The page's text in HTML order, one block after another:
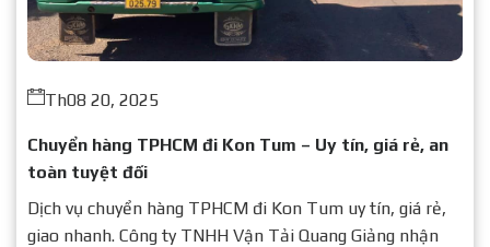
Th08 20, 2025
Chuyển hàng TPHCM đi Kon Tum – Uy tín, giá rẻ, an
toàn tuyệt đối
Dịch vụ chuyển hàng TPHCM đi Kon Tum uy tín, giá rẻ,
giao nhanh. Công ty TNHH Vận Tải Quang Giảng nhận